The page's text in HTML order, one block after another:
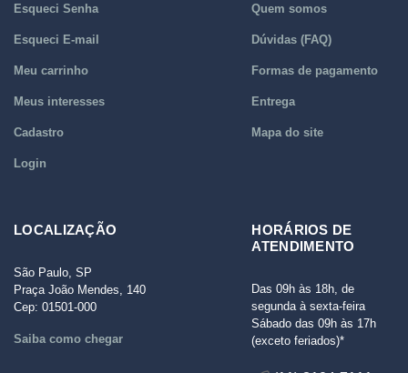
Esqueci Senha
Esqueci E-mail
Meu carrinho
Meus interesses
Cadastro
Login
Quem somos
Dúvidas (FAQ)
Formas de pagamento
Entrega
Mapa do site
LOCALIZAÇÃO
São Paulo, SP
Praça João Mendes, 140
Cep: 01501-000
Saiba como chegar
HORÁRIOS DE
ATENDIMENTO
Das 09h às 18h, de
segunda à sexta-feira
Sábado das 09h às 17h
(exceto feriados)*